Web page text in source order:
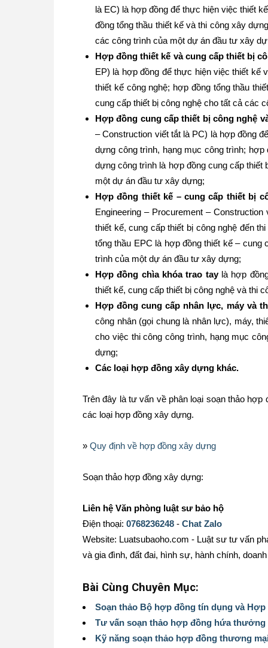
là EC) là hợp đồng để thực hiện việc thiết
đồng tổng thầu thiết kế và thi công xây
các công trình của một dự án đầu tư xây
Hợp đồng thiết kế và cung cấp thiết bị
EP) là hợp đồng để thực hiện việc thiết kế
thiết kế công nghệ; hợp đồng tổng thầu
cung cấp thiết bị công nghệ cho tất cả các
Hợp đồng cung cấp thiết bị công nghệ
– Construction viết tắt là PC) là hợp đồng
dựng công trình, hạng mục công trình;
dựng công trình là hợp đồng cung cấp
một dự án đầu tư xây dựng;
Hợp đồng thiết kế – cung cấp thiết bị
Engineering – Procurement –
thiết kế, cung cấp thiết bị công nghệ đến
tổng thầu EPC là hợp đồng thiết kế –
trình của một dự án đầu tư xây dựng;
Hợp đồng chìa khóa trao taylà hợp
thiết kế, cung cấp thiết bị công nghệ và thi
Hợp đồng cung cấp nhân lực, máy và
công nhân (gọi chung là nhân lực), máy,
cho việc thi công công trình, hạng mục
dựng;
Các loại hợp đồng xây dựng khác.
Trên đây là tư vấn về phân loại soạn thảo
các loại hợp đồng xây dựng.
» Quy định về hợp đồng xây dựng
Soạn thảo hợp đồng xây dựng:
Liên hệ Văn phòng luật sư bảo hộ
Điện thoại: 0768236248 - Chat Zalo
Website: Luatsubaoho.com - Luật sư tư vấn
và gia đình, đất đai, hình sự, hành chính,
Bài Cùng Chuyên Mục:
Soạn thảo Bộ hợp đồng tín dụng và Hợp
Tư vấn soạn thảo hợp đồng hứa thưởng
Kỹ năng soạn thảo hợp đồng thương